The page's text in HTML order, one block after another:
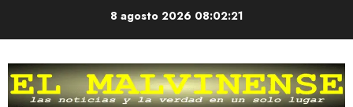
8 agosto 2026 08:02:23